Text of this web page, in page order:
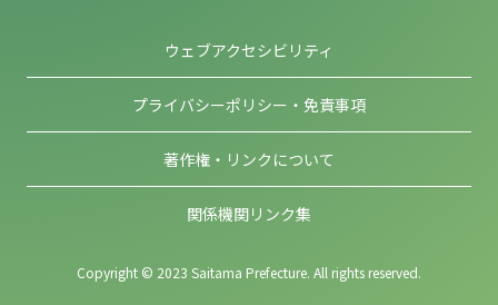
ウェブアクセシビリティ
プライバシーポリシー・免責事項
著作権・リンクについて
関係機関リンク集
Copyright © 2023 Saitama Prefecture. All rights reserved.